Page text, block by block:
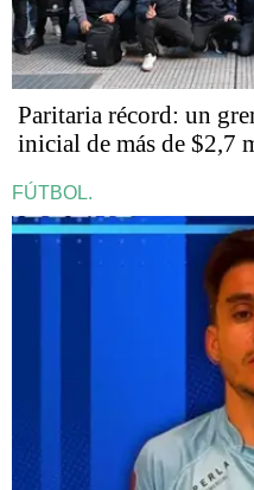
Paritaria récord: un
inicial de más de $2,7
FÚTBOL.